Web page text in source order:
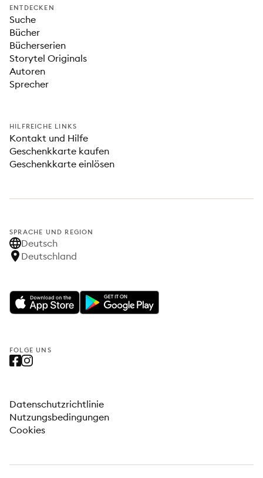
ENTDECKEN
Suche
Bücher
Bücherserien
Storytel Originals
Autoren
Sprecher
HILFREICHE LINKS
Kontakt und Hilfe
Geschenkkarte kaufen
Geschenkkarte einlösen
SPRACHE UND REGION
Deutsch
Deutschland
FOLGE UNS
Datenschutzrichtlinie
Nutzungsbedingungen
Cookies